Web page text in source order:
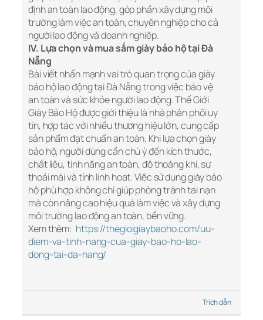
định an toàn lao động, góp phần xây dựng môi
trường làm việc an toàn, chuyên nghiệp cho cả
người lao động và doanh nghiệp.
IV. Lựa chọn và mua sắm giày bảo hộ tại Đà
Nẵng
Bài viết nhấn mạnh vai trò quan trọng của giày
bảo hộ lao động tại Đà Nẵng trong việc bảo vệ
an toàn và sức khỏe người lao động. Thế Giới
Giày Bảo Hộ được giới thiệu là nhà phân phối uy
tín, hợp tác với nhiều thương hiệu lớn, cung cấp
sản phẩm đạt chuẩn an toàn. Khi lựa chọn giày
bảo hộ, người dùng cần chú ý đến kích thước,
chất liệu, tính năng an toàn, độ thoáng khí, sự
thoải mái và tính linh hoạt. Việc sử dụng giày bảo
hộ phù hợp không chỉ giúp phòng tránh tai nạn
mà còn nâng cao hiệu quả làm việc và xây dựng
môi trường lao động an toàn, bền vững.
Xem thêm: https://thegioigiaybaoho.com/uu-
diem-va-tinh-nang-cua-giay-bao-ho-lao-
dong-tai-da-nang/
Trích dẫn